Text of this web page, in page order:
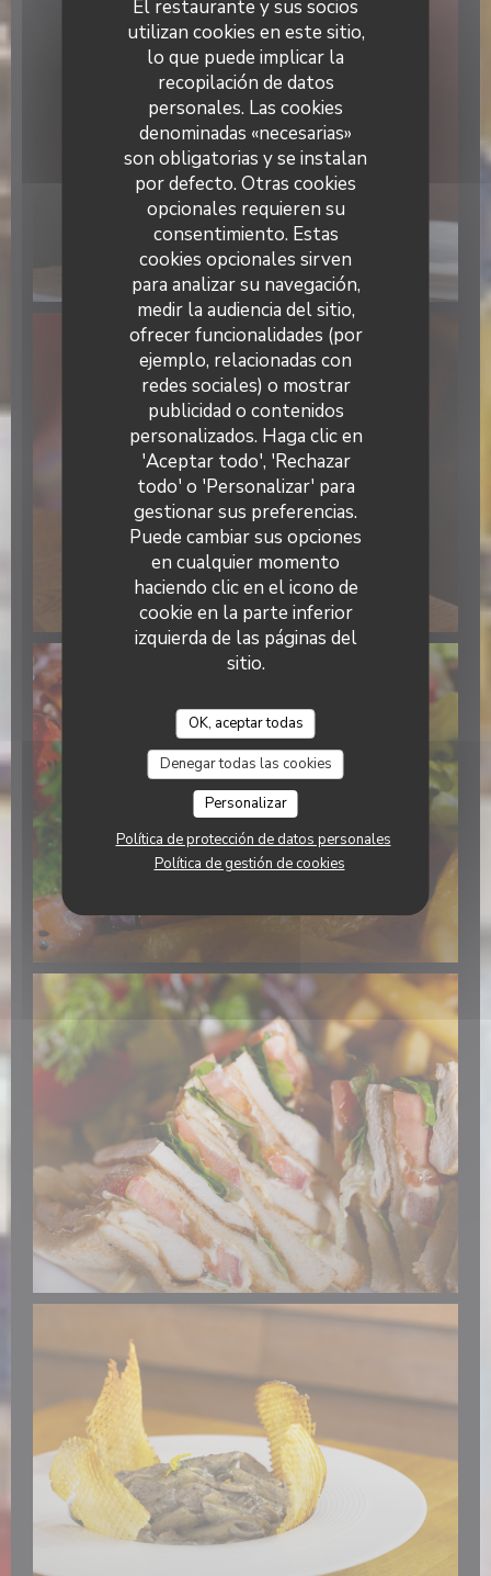
El restaurante y sus socios
utilizan cookies en este sitio,
lo que puede implicar la
recopilación de datos
personales. Las cookies
denominadas «necesarias»
son obligatorias y se instalan
por defecto. Otras cookies
opcionales requieren su
consentimiento. Estas
cookies opcionales sirven
para analizar su navegación,
medir la audiencia del sitio,
ofrecer funcionalidades (por
ejemplo, relacionadas con
redes sociales) o mostrar
publicidad o contenidos
personalizados. Haga clic en
'Aceptar todo', 'Rechazar
todo' o 'Personalizar' para
gestionar sus preferencias.
Puede cambiar sus opciones
en cualquier momento
haciendo clic en el icono de
cookie en la parte inferior
izquierda de las páginas del
sitio.
OK, aceptar todas
Denegar todas las cookies
Personalizar
Política de protección de datos personales
Política de gestión de cookies
Bistro Aldo